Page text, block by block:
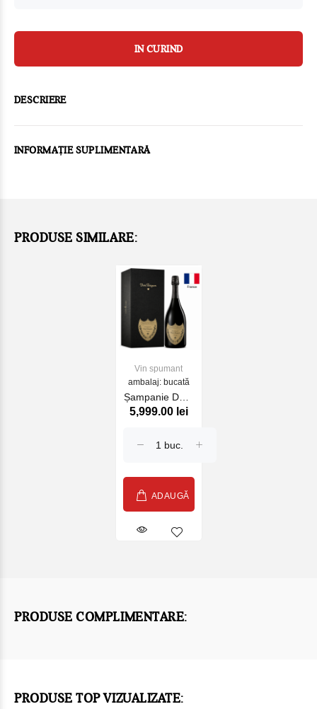
IN CURIND
DESCRIERE
INFORMAȚIE SUPLIMENTARĂ
PRODUSE SIMILARE:
Vin spumant
ambalaj: bucată
Șampanie Dom
Pérignon cu
0.75L
5,999.00 lei
ADAUGĂ
PRODUSE COMPLIMENTARE:
PRODUSE TOP VIZUALIZATE: